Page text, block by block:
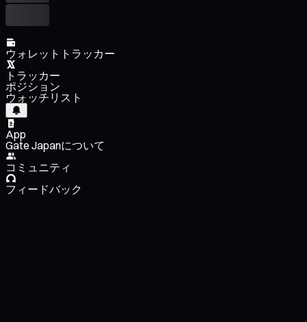
ウォレットトラッカー
トラッカー
ポジション
ウォッチリスト
App
Gate Japanについて
コミュニティ
フィードバック